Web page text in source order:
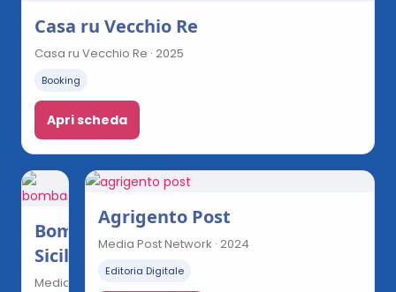
Casa ru Vecchio Re
Casa ru Vecchio Re · 2025
Booking
Apri scheda
Bomba
Sicilia
Media
Agrigento Post
Media Post Network · 2024
Editoria Digitale